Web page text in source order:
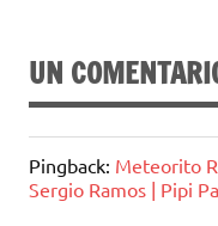
UN
Pingback: Meteorito
Sergio Ramos | Pipi